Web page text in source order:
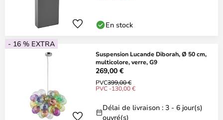
En stock
- 16 % EXTRA
Suspension Lucande Diborah, Ø 50 cm,
multicolore, verre, G9
269,00 €
PVC399,00 €
PVC -130,00 €
Délai de livraison : 3 - 6 jour(s)
ouvré(s)